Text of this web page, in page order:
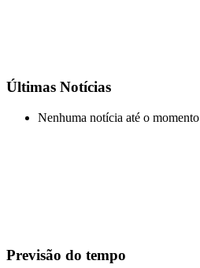
Últimas Notícias
Nenhuma notícia até o momento
Previsão do tempo